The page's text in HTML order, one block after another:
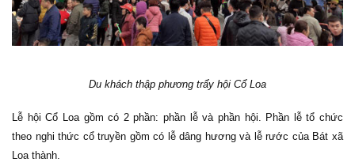
Du khách thập phương trẩy hội Cổ Loa
Lễ hội Cổ Loa gồm có 2 phần: phần lễ và phần hội. Phần lễ tổ chức
theo nghi thức cổ truyền gồm có lễ dâng hương và lễ rước của Bát xã
Loa thành.